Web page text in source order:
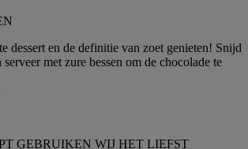
dessert en de definitie van zoet genieten! Snijd
met zure bessen om de chocolade te
GEBRUIKEN WIJ HET LIEFST